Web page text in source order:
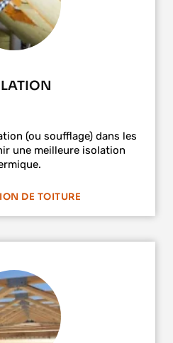
(ou soufflage) dans les
une meilleure isolation
DE TOITURE